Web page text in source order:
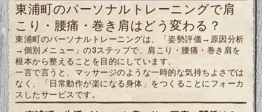
東浦町のパーソナルトレーニングで肩
こり・腰痛・巻き肩はどう変わる？
東浦町のパーソナルトレーニングは、「姿勢評価→原因分析
→個別メニュー」の3ステップで、肩こり・腰痛・巻き肩を
根本から整えることを目的にしています。
一言で言うと、マッサージのような一時的な気持ちよさでは
なく、「日常動作が楽になる身体」をつくることにフォーカ
スしたサービスです。